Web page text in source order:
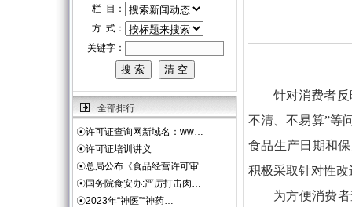
栏 目：
方 式：
关键字：
全部排行
☉许可证查询网新域名：ww…
☉许可证培训讲义
☉总局公布《食品经营许可审…
☉国务院食安办:严厉打击肉…
☉2023年“神医”“神药…
针对消费者
不清、不易算”等
食品生产日期和
积极采取针对性
为方便消费